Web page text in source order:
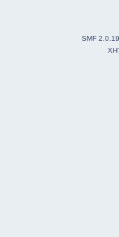
SMF 2.0.19